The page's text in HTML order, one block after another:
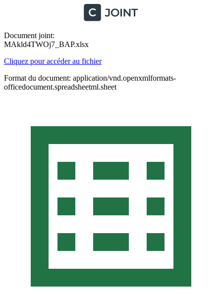
Document joint:
MAkld4TWOj7_BAP.xlsx
Cliquez pour accéder au fichier
Format du document: application/vnd.openxmlformats-
officedocument.spreadsheetml.sheet